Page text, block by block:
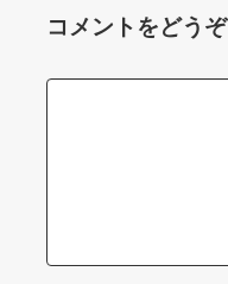
コメントをどうぞ